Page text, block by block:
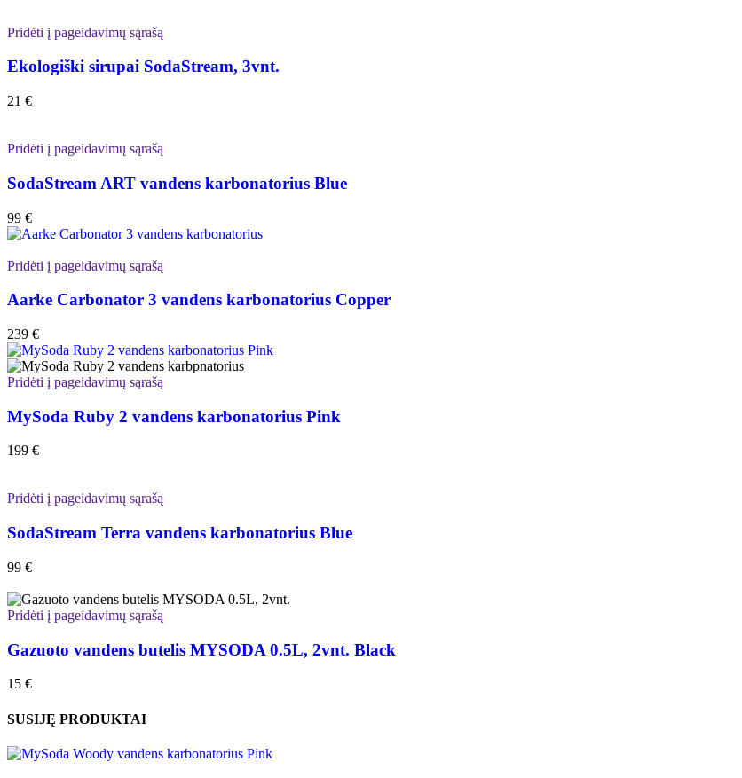
Pridėti į pageidavimų sąrašą
Ekologiški sirupai SodaStream, 3vnt.
21 €
Pridėti į pageidavimų sąrašą
SodaStream ART vandens karbonatorius Blue
99 €
Pridėti į pageidavimų sąrašą
Aarke Carbonator 3 vandens karbonatorius Copper
239 €
Pridėti į pageidavimų sąrašą
MySoda Ruby 2 vandens karbonatorius Pink
199 €
Pridėti į pageidavimų sąrašą
SodaStream Terra vandens karbonatorius Blue
99 €
Pridėti į pageidavimų sąrašą
Gazuoto vandens butelis MYSODA 0.5L, 2vnt. Black
15 €
SUSIJĘ PRODUKTAI